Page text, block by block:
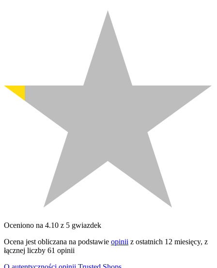
Oceniono na 4.10 z 5 gwiazdek
Ocena jest obliczana na podstawie opinii z ostatnich 12 miesięcy, z
łącznej liczby 61 opinii